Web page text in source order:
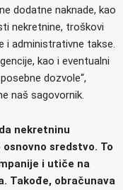
dodatne naknade, kao
nekretnine, troškovi
i administrativne takse.
kao i eventualni
dozvole“,
naš sagovornik.
nekretninu
sredstvo. To
i utiče na
Takođe, obračunava